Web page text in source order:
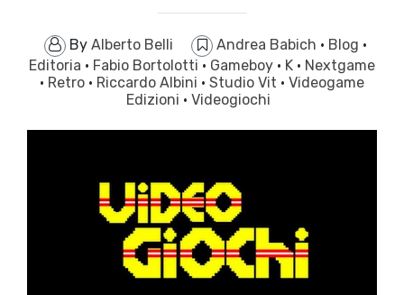
By Alberto Belli Andrea Babich · Blog ·
Editoria · Fabio Bortolotti · Gameboy · K · Nextgame
· Retro · Riccardo Albini · Studio Vit · Videogame
Edizioni · Videogiochi